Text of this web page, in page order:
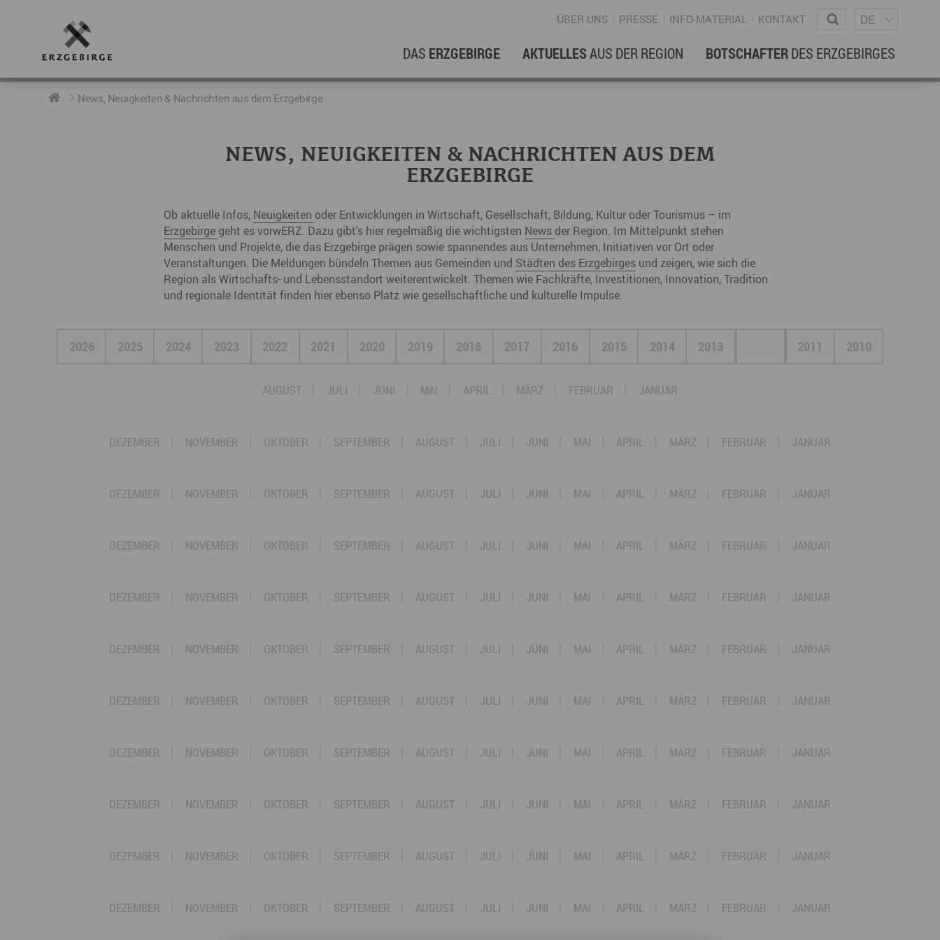
ÜBER UNS PRESSE INFO-MATERIAL KONTAKT Wonach suchen Sie?
DE
DAS ERZGEBIRGE
RUND UMS ERZGEBIRGE
Wirtschaftsstandort
Coworking Spaces im Erzgebirge
DER FILM
Kultur
Religion Dialekt Essen
Erzgebirgische Volkskunst
Gesundheit & Wellness
Talsperren und Stauseen im Erzgebirge
Weihnachten
AKTUELLESAUS DER REGION
AKTUELLES
Unternehmensgeschichten
BOTSCHAFTERDES ERZGEBIRGES
DIE BOTSCHAFTER
News, Neuigkeiten & Nachrichten aus dem Erzgebirge
NEWS, NEUIGKEITEN & NACHRICHTEN AUS DEM
ERZGEBIRGE
Ob aktuelle Infos, Neuigkeiten oder Entwicklungen in Wirtschaft, Gesellschaft, Bildung, Kultur oder Tourismus – im
Erzgebirge geht es vorwERZ. Dazu gibt's hier regelmäßig die wichtigsten News der Region. Im Mittelpunkt stehen
Menschen und Projekte, die das Erzgebirge prägen sowie spannendes aus Unternehmen, Initiativen vor Ort oder
Veranstaltungen. Die Meldungen bündeln Themen aus Gemeinden und Städten des Erzgebirges und zeigen, wie sich die
Region als Wirtschafts- und Lebensstandort weiterentwickelt. Themen wie Fachkräfte, Investitionen, Innovation, Tradition
und regionale Identität finden hier ebenso Platz wie gesellschaftliche und kulturelle Impulse.
2026 2025 2024 2023 2022 2021 2020 2019 2018 2017 2016 2015 2014 2013 2011 2010
AUGUST JULI JUNI MAI APRIL MÄRZ FEBRUAR JANUAR
DEZEMBER NOVEMBER OKTOBER SEPTEMBER AUGUST JULI JUNI MAI APRIL MÄRZ FEBRUAR JANUAR
DEZEMBER NOVEMBER OKTOBER SEPTEMBER AUGUST JULI JUNI MAI APRIL MÄRZ FEBRUAR JANUAR
DEZEMBER NOVEMBER OKTOBER SEPTEMBER AUGUST JULI JUNI MAI APRIL MÄRZ FEBRUAR JANUAR
DEZEMBER NOVEMBER OKTOBER SEPTEMBER AUGUST JULI JUNI MAI APRIL MÄRZ FEBRUAR JANUAR
DEZEMBER NOVEMBER OKTOBER SEPTEMBER AUGUST JULI JUNI MAI APRIL MÄRZ FEBRUAR JANUAR
DEZEMBER NOVEMBER OKTOBER SEPTEMBER AUGUST JULI JUNI MAI APRIL MÄRZ FEBRUAR JANUAR
DEZEMBER NOVEMBER OKTOBER SEPTEMBER AUGUST JULI JUNI MAI APRIL MÄRZ FEBRUAR JANUAR
DEZEMBER NOVEMBER OKTOBER SEPTEMBER AUGUST JULI JUNI MAI APRIL MÄRZ FEBRUAR JANUAR
DEZEMBER NOVEMBER OKTOBER SEPTEMBER AUGUST JULI JUNI MAI APRIL MÄRZ FEBRUAR JANUAR
DEZEMBER NOVEMBER OKTOBER SEPTEMBER AUGUST JULI JUNI MAI APRIL MÄRZ FEBRUAR JANUAR